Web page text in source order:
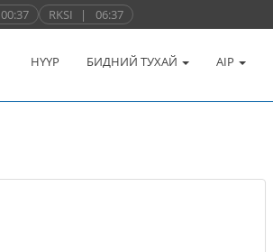
00:37 RKSI | 06:37
НҮҮР БИДНИЙ ТУХАЙ AIP